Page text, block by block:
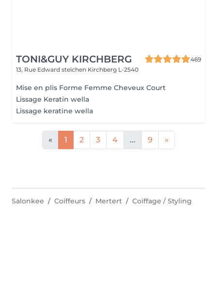
TONI&GUY KIRCHBERG
469
13, Rue Edward steichen Kirchberg L-2540
Mise en plis Forme Femme Cheveux Court
Lissage Keratin wella
Lissage keratine wella
« 1 2 3 4 ... 9 »
Salonkee Coiffeurs Mertert Coiffage / Styling